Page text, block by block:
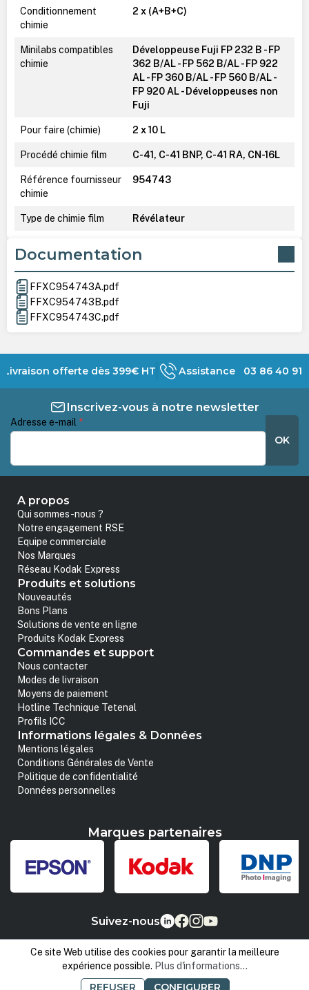
Conditionnement
chimie
2 x (A+B+C)
Minilabs compatibles
chimie
Développeuse Fuji FP 232 B - FP
362 B/AL - FP 562 B/AL - FP 922
AL - FP 360 B/AL - FP 560 B/AL -
FP 920 AL - Développeuses non
Fuji
Pour faire (chimie) 2 x 10 L
Procédé chimie film C-41, C-41 BNP, C-41 RA, CN-16L
Référence fournisseur
chimie
954743
Type de chimie film Révélateur
Documentation
FFXC954743A.pdf
FFXC954743B.pdf
FFXC954743C.pdf
Livraison offerte dès 399€ HT Assistance 03 86 40 91
Inscrivez-vous à notre newsletter
Adresse e-mail *
OK
A propos
Qui sommes-nous ?
Notre engagement RSE
Equipe commerciale
Nos Marques
Réseau Kodak Express
Produits et solutions
Nouveautés
Bons Plans
Solutions de vente en ligne
Produits Kodak Express
Commandes et support
Nous contacter
Modes de livraison
Moyens de paiement
Hotline Technique Tetenal
Profils ICC
Informations légales & Données
Mentions légales
Conditions Générales de Vente
Politique de confidentialité
Données personnelles
Marques partenaires
Suivez-nous
Ce site Web utilise des cookies pour garantir la meilleure
expérience possible. Plus d'informations...
REFUSER CONFIGURER